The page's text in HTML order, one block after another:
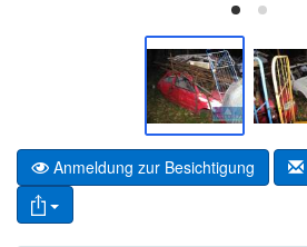
Anmeldung zur Besichtigung